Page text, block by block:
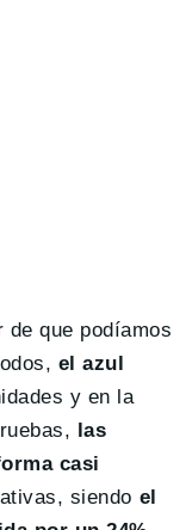
que podíamos
el azul
y en la
las
casi
siendo el